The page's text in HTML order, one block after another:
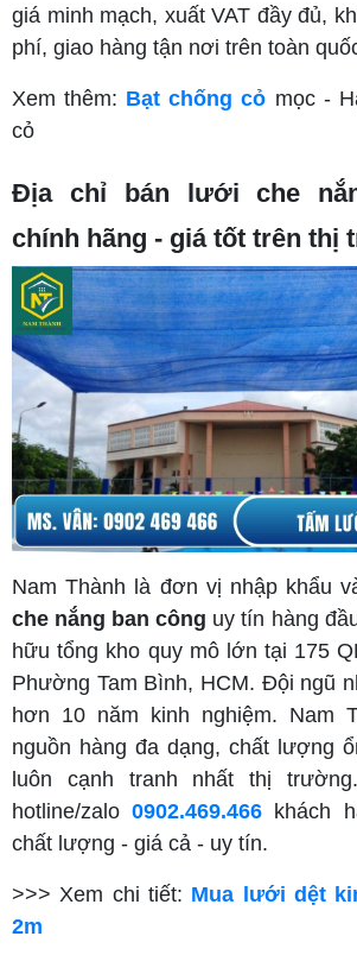
giá minh mạch, xuất VAT đầy đủ,
phí, giao hàng tận nơi trên toàn
Xem thêm: Bạt chống cỏ mọc -
cỏ
Địa chỉ bán lưới che
chính hãng - giá tốt trên thị
Nam Thành là đơn vị nhập khẩu
che nắng ban công uy tín hàng
hữu tổng kho quy mô lớn tại 175
Phường Tam Bình, HCM. Đội ngũ
hơn 10 năm kinh nghiệm. Nam
nguồn hàng đa dạng, chất lượng
luôn cạnh tranh nhất thị
hotline/zalo0902.469.466 khách
chất lượng - giá cả - uy tín.
>>> Xem chi tiết: Mua lưới dệt
2m